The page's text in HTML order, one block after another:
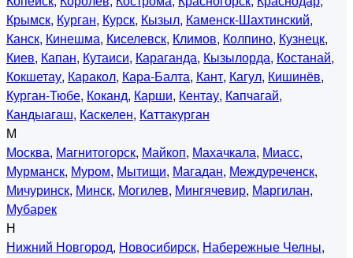
Крымск, Курган, Курск, Кызыл, Каменск-Шахтинский,
Канск, Кинешма, Киселевск, Климов, Колпино, Кузнецк,
Киев, Капан, Кутаиси, Караганда, Кызылорда, Костанай,
Кокшетау, Каракол, Кара-Балта, Кант, Кагул, Кишинёв,
Курган-Тюбе, Коканд, Карши, Кентау, Капчагай,
Кандыагаш, Каскелен, Каттакурган
М
Москва, Магнитогорск, Майкоп, Махачкала, Миасс,
Мурманск, Муром, Мытищи, Магадан, Междуреченск,
Мичуринск, Минск, Могилев, Мингячевир, Маргилан,
Мубарек
Н
Нижний Новгород, Новосибирск, Набережные Челны,